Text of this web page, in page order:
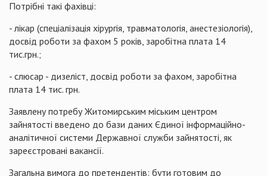
Потрібні такі фахівці:
- лікар (спеціалізація хірургія, травматологія, анестезіологія),
досвід роботи за фахом 5 років, заробітна плата 14
тис.грн.;
- слюсар - дизеліст, досвід роботи за фахом, заробітна
плата 14 тис. грн.
Заявлену потребу Житомирським міським центром
зайнятості введено до бази даних Єдиної інформаційно-
аналітичної системи Державної служби зайнятості, як
зареєстровані вакансії.
Загальна вимога до претендентів: бути готовим до